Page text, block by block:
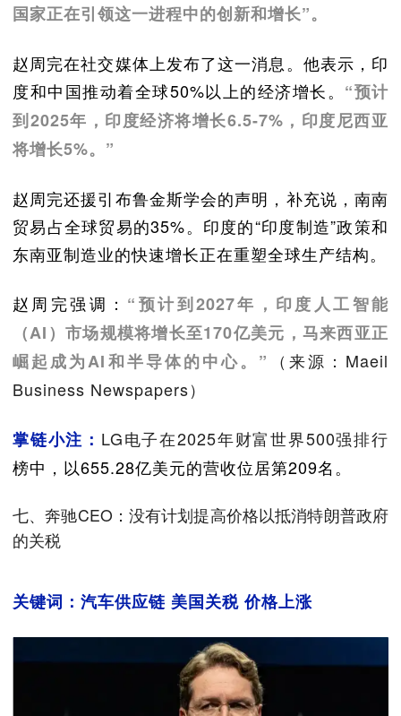
国家正在引领这一进程中的创新和增长”。
赵周完在社交媒体上发布了这一消息。他表示，印
度和中国推动着全球50%以上的经济增长。 “预计
到2025年，印度经济将增长6.5-7%，印度尼西亚
将增长5%。”
赵周完还援引布鲁金斯学会的声明，补充说，南南
贸易占全球贸易的35%。印度的“印度制造”政策和
东南亚制造业的快速增长正在重塑全球生产结构。
赵周完强调： “预计到2027年，印度人工智能
（AI）市场规模将增长至170亿美元，马来西亚正
崛起成为AI和半导体的中心。” （来源：Maeil
Business Newspapers）
掌链小注： LG电子在2025年财富世界500强排行
榜中，以655.28亿美元的营收位居第209名。
七、奔驰CEO：没有计划提高价格以抵消特朗普政府
的关税
关键词：汽车供应链 美国关税 价格上涨